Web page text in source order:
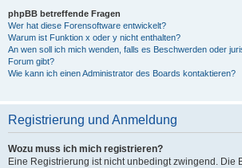
phpBB betreffende Fragen
Wer hat diese Forensoftware entwickelt?
Warum ist Funktion x oder y nicht enthalten?
An wen soll ich mich wenden, falls es Beschwerden oder
Forum gibt?
Wie kann ich einen Administrator des Boards kontaktieren?
Registrierung und Anmeldung
Wozu muss ich mich registrieren?
Eine Registrierung ist nicht unbedingt zwingend. Die